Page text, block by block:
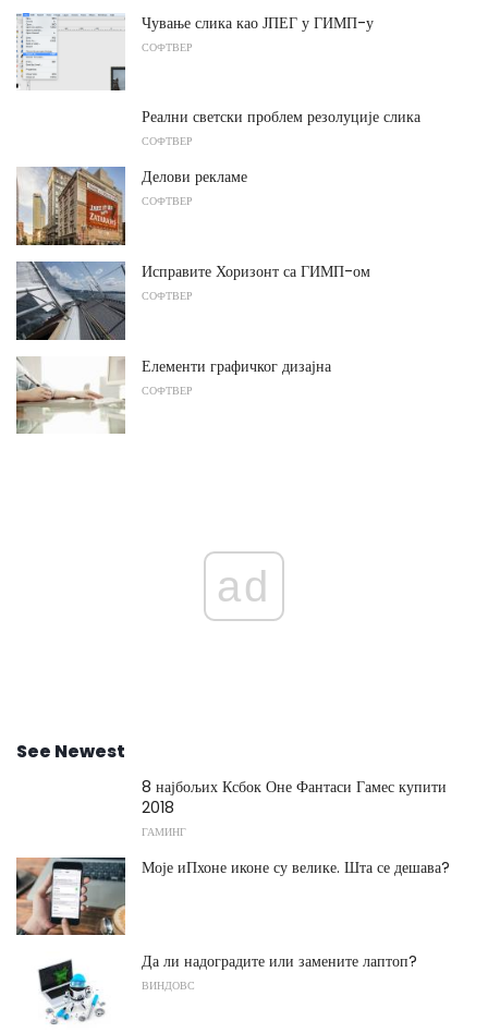
Чување слика као ЈПЕГ у ГИМП-у
СОФТВЕР
Реални светски проблем резолуције слика
СОФТВЕР
Делови рекламе
СОФТВЕР
Исправите Хоризонт са ГИМП-ом
СОФТВЕР
Елементи графичког дизајна
СОФТВЕР
ad
See Newest
8 најбољих Ксбок Оне Фантаси Гамес купити
2018
ГАМИНГ
Моје иПхоне иконе су велике. Шта се дешава?
Да ли надоградите или замените лаптоп?
ВИНДОВС